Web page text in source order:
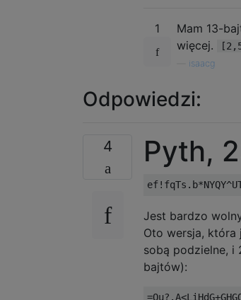
1 Mam 13-
więcej.
isaacg
Odpowiedzi:
4 Pyth,
Jest bardzo
Oto wersja, która
sobą podzielne,
bajtów):